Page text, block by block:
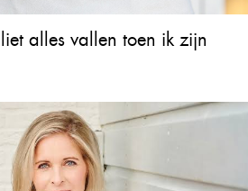
alles vallen toen ik zijn